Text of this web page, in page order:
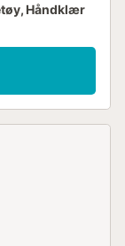
Håndklær